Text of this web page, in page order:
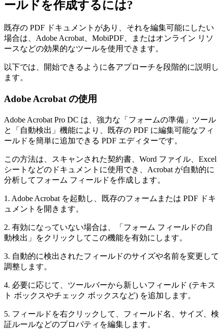
ールドを作成するには?
既存の PDF ドキュメントがあり、それを編集可能にしたい
場合は、Adobe Acrobat、MobiPDF、またはオンライン リソ
ースなどの効果的なツールを使用できます。
以下では、開始できるように各アプローチを段階的に説明し
ます。
Adobe Acrobat の使用
Adobe Acrobat Pro DC は、強力な「フォームの準備」ツール
と「自動検出」機能により、既存の PDF に編集可能なフィ
ールドを簡単に追加できる PDF エディターです。
この方法は、スキャンされた契約書、Word ファイル、Excel
シートなどのドキュメントに使用でき、Acrobat が自動的に
分析してフォーム フィールドを作成します。
1. Adobe Acrobat を起動し、既存のフォームまたは PDF ドキ
ュメントを開きます。
2. 有効になっていない場合は、「フォーム フィールドの自
動検出」をクリックしてこの機能を有効にします。
3. 自動的に検出されたフィールドのサイズや名前を変更して
調整します。
4. 必要に応じて、ツールバーから新しいフィールド (テキス
ト ボックスやチェック ボックスなど) を追加します。
5. フィールドを右クリックして、フィールド名、サイズ、検
証ルールなどのプロパティを編集します。